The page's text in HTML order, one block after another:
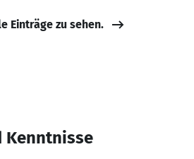
Einträge zu sehen.
Kenntnisse